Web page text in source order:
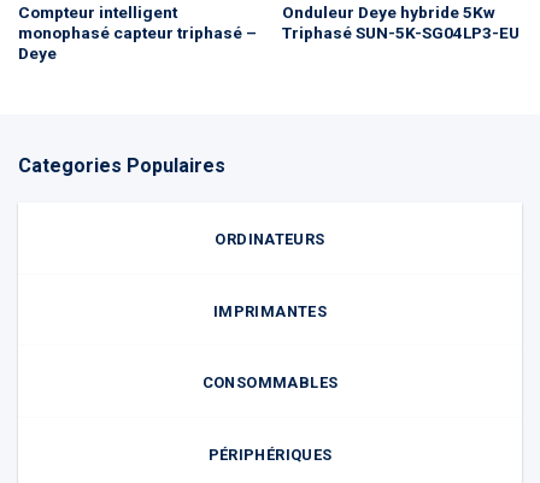
Compteur intelligent
monophasé capteur triphasé –
Deye
Onduleur Deye hybride 5Kw
Triphasé SUN-5K-SG04LP3-EU
Categories Populaires
ORDINATEURS
IMPRIMANTES
CONSOMMABLES
PÉRIPHÉRIQUES